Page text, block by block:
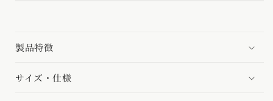
製品特徴
サイズ・仕様